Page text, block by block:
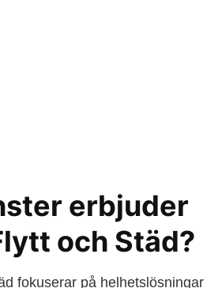
erbjuder
och Städ?
fokuserar på helhetslösningar